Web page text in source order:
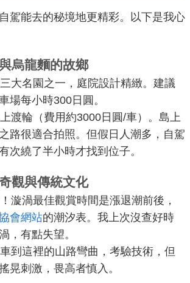
駕能去的秘境地更精彩。以下是我心
烏龍麵的故鄉
大名園之一，庭院設計精緻。建議
場每小時300日圓。
渡輪（費用約3000日圓/車）。島上
路很適合拍照。但假日人潮多，自駕
次繞了半小時才找到位子。
觀與傳統文化
漩渦最佳觀賞時間是漲退潮前後，
會網站的潮汐表。我上次沒查好時
，有點失望。
到這裡的山路彎曲，考驗技術，但
晃刺激，畏高者慎入。